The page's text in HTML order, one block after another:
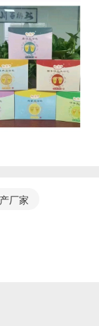
厂家